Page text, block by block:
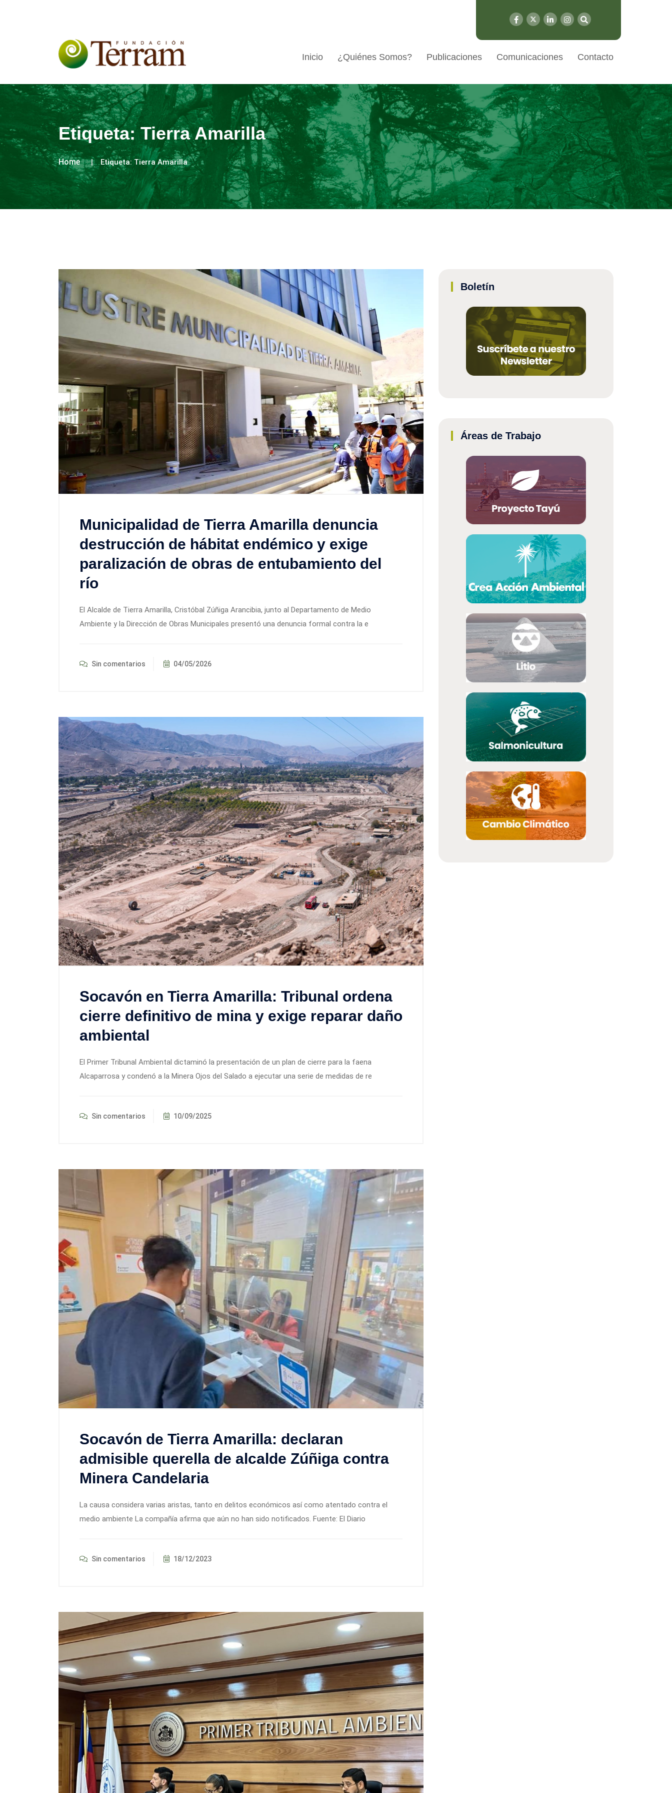
Inicio ¿Quiénes Somos? Publicaciones Comunicaciones Contacto
Etiqueta:Tierra Amarilla
Home Etiqueta:Tierra Amarilla
Municipalidad de Tierra Amarilla denuncia
destrucción de hábitat endémico y exige
paralización de obras de entubamiento del
río
El Alcalde de Tierra Amarilla, Cristóbal Zúñiga Arancibia, junto al Departamento de Medio
Ambiente y la Dirección de Obras Municipales presentó una denuncia formal contra la e
Sin comentarios 04/05/2026
Socavón en Tierra Amarilla: Tribunal ordena
cierre definitivo de mina y exige reparar daño
ambiental
El Primer Tribunal Ambiental dictaminó la presentación de un plan de cierre para la faena
Alcaparrosa y condenó a la Minera Ojos del Salado a ejecutar una serie de medidas de re
Sin comentarios 10/09/2025
Socavón de Tierra Amarilla: declaran
admisible querella de alcalde Zúñiga contra
Minera Candelaria
La causa considera varias aristas, tanto en delitos económicos así como atentado contra el
medio ambiente La compañía afirma que aún no han sido notificados. Fuente: El Diario
Sin comentarios 18/12/2023
Boletín
Áreas de Trabajo